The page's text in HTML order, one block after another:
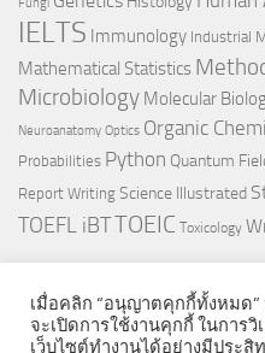
Fungi
IELTS Immunology Industrial
Mathematical Statistics
Microbiology Molecular
Neuroanatomy Optics Organic
Probabilities Python Quantum
Report Writing Science Illustrated
TOEFL iBTTOEIC Toxicology
เมื่อคลิก “อนุญาตคุกกี้ทั้งหมด
จะเปิดการใช้งานคุกกี้ ในการวิ
เว็บไซต์ทำงานได้อย่างมีประสิ